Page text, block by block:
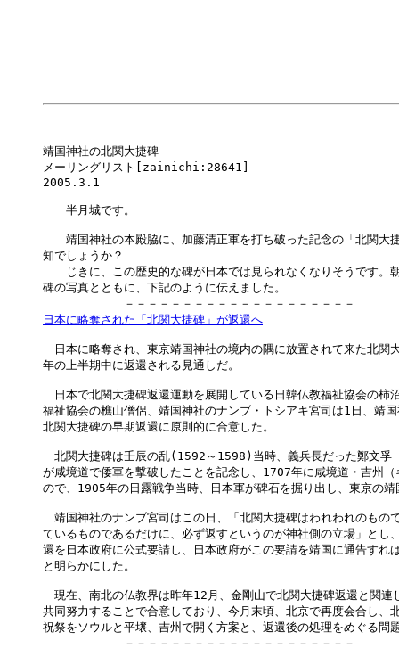
靖国神社の北関大捷碑
メーリングリスト[zainichi:28641]
2005.3.1
半月城です。
靖国神社の本殿脇に、加藤清正軍を打ち破った記念の「北関大
知でしょうか？
じきに、この歴史的な碑が日本では見られなくなりそうです
碑の写真とともに、下記のように伝えました。
日本に略奪された「北関大捷碑」が返還へ
日本に略奪され、東京靖国神社の境内の隅に放置されて来た北関
年の上半期中に返還される見通しだ。
日本で北関大捷碑返還運動を展開している日韓仏教福祉協会の柿
福祉協会の樵山僧侶、靖国神社のナンブ・トシアキ宮司は1日、靖
北関大捷碑の早期返還に原則的に合意した。
北関大捷碑は壬辰の乱(1592～1598)当時、義兵長だった鄭文孚
が咸境道で倭軍を撃破したことを記念し、1707年に咸境道・吉州
ので、1905年の日露戦争当時、日本軍が碑石を掘り出し、東京の
靖国神社のナンブ宮司はこの日、「北関大捷碑はわれわれのもの
ているものであるだけに、必ず返すというのが神社側の立場」とし
還を日本政府に公式要請し、日本政府がこの要請を靖国に通告すれ
と明らかにした。
現在、南北の仏教界は昨年12月、金剛山で北関大捷碑返還と関連
共同努力することで合意しており、今月末頃、北京で再度会合し、
祝祭をソウルと平壌、吉州で開く方案と、返還後の処理をめぐる問
－－－－－－－－－－－－－－－－－－－－